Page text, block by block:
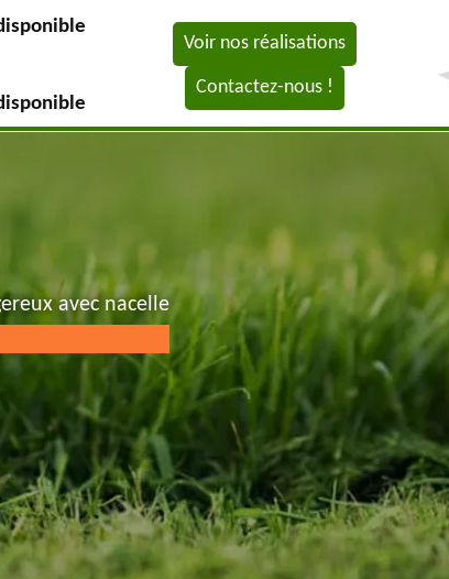
Voir nos réalisations
Contactez-nous !
avec nacelle